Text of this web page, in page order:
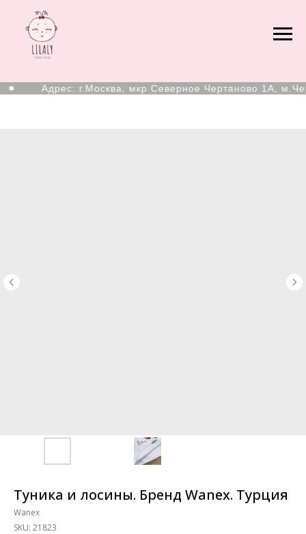
Адрес: г.Москва, мкр Северное Чертаново 1А,
Туника и лосины. Бренд Wanex. Турция
Wanex
SKU: 21823